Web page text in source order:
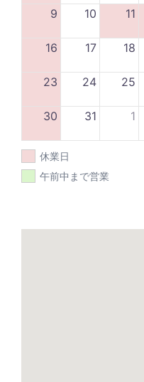
9 10 11
16 17 18
23 24 25
30 31 1
休業日
午前中まで営業